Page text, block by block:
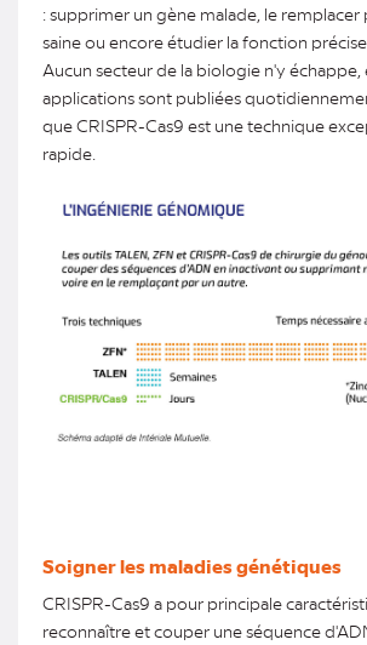
: supprimer un gène malade, le remplacer
saine ou encore étudier la fonction précise
Aucun secteur de la biologie n'y échappe,
applications sont publiées
que CRISPR-Cas9 est une technique
rapide.
Soigner les maladies génétiques
CRISPR-Cas9 a pour principale
reconnaître et couper une séquence